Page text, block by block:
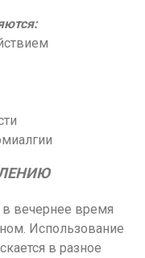
вечернее время
Использование
в разное